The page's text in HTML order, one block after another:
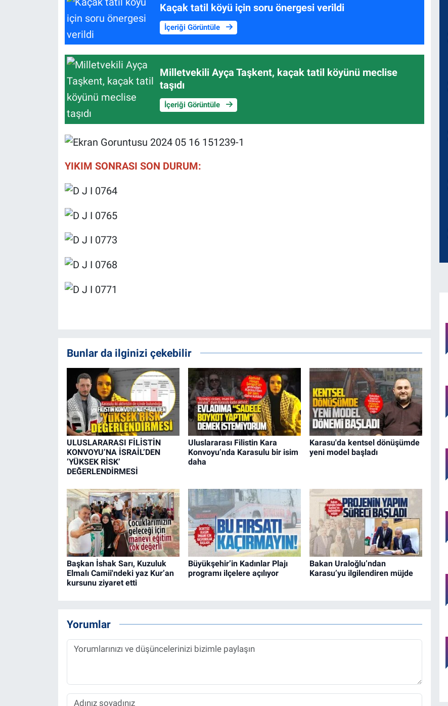
Kaçak tatil köyü için soru önergesi verildi
İçeriği Görüntüle
Milletvekili Ayça Taşkent, kaçak tatil köyünü meclise
taşıdı
İçeriği Görüntüle
YIKIM SONRASI SON DURUM:
Bunlar da ilginizi çekebilir
ULUSLARARASI FİLİSTİN
KONVOYU’NA İSRAİL’DEN
‘YÜKSEK RİSK’
DEĞERLENDİRMESİ
Uluslararası Filistin Kara
Konvoyu’nda Karasulu bir isim
daha
Karasu'da kentsel dönüşümde
yeni model başladı
Başkan İshak Sarı, Kuzuluk
Elmalı Camii'ndeki yaz Kur’an
kursunu ziyaret etti
Büyükşehir’in Kadınlar Plajı
programı ilçelere açılıyor
Bakan Uraloğlu’ndan
Karasu’yu ilgilendiren müjde
Yorumlar